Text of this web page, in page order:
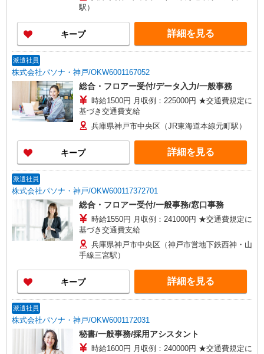
駅）
キープ 詳細を見る
派遣社員
株式会社パソナ・神戸/OKW6001167052
総合・フロアー受付/データ入力/一般事務
時給1500円 月収例：225000円 ★交通費規定に
基づき交通費支給
兵庫県神戸市中央区（JR東海道本線元町駅）
キープ 詳細を見る
派遣社員
株式会社パソナ・神戸/OKW600117372701
総合・フロアー受付/一般事務/窓口事務
時給1550円 月収例：241000円 ★交通費規定に
基づき交通費支給
兵庫県神戸市中央区（神戸市営地下鉄西神・山
手線三宮駅）
キープ 詳細を見る
派遣社員
株式会社パソナ・神戸/OKW6001172031
秘書/一般事務/採用アシスタント
時給1600円 月収例：240000円 ★交通費規定に